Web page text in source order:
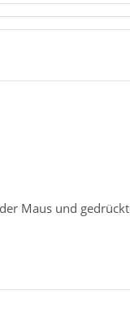
Maus und